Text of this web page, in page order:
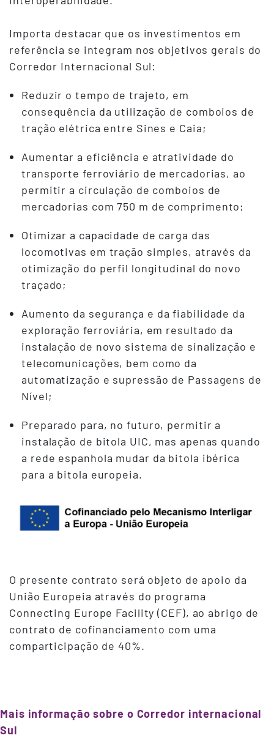
Importa destacar que os investimentos em
referência se integram nos objetivos gerais do
Corredor Internacional Sul:
Reduzir o tempo de trajeto, em
consequência da utilização de comboios de
tração elétrica entre Sines e Caia;
Aumentar a eficiência e atratividade do
transporte ferroviário de mercadorias, ao
permitir a circulação de comboios de
mercadorias com 750 m de comprimento;
Otimizar a capacidade de carga das
locomotivas em tração simples, através da
otimização do perfil longitudinal do novo
traçado;
Aumento da segurança e da fiabilidade da
exploração ferroviária, em resultado da
instalação de novo sistema de sinalização e
telecomunicações, bem como da
automatização e supressão de Passagens de
Nível;
Preparado para, no futuro, permitir a
instalação de bitola UIC, mas apenas quando
a rede espanhola mudar da bitola ibérica
para a bitola europeia.
O presente contrato será objeto de apoio da
União Europeia através do programa
Connecting Europe Facility (CEF), ao abrigo de
contrato de cofinanciamento com uma
comparticipação de 40%.
Mais informação sobre o Corredor internacional
Sul